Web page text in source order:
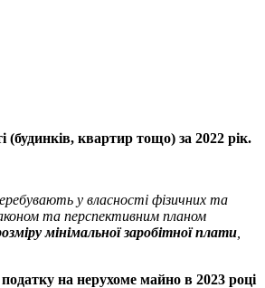
(будинків, квартир тощо) за 2022 рік.
у власності фізичних та
та перспективним планом
мінімальної заробітної плати
на нерухоме майно в 2023 році